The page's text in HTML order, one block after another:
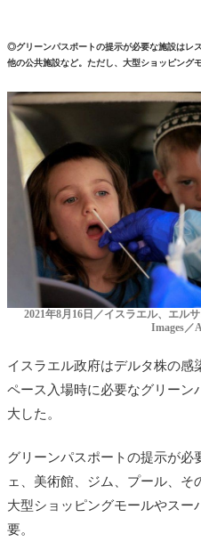
◎グリーンパスポートの提示が必要な施設はレ
他の公共施設など。ただし、大型ショッピング
2021年8月16日／イスラエル、エル
Images／
イスラエル政府はデルタ株の感
ペース入場時に必要なグリーン
大した。
グリーンパスポートの提示が必
ェ、美術館、ジム、プール、そ
大型ショッピングモールやスー
要。